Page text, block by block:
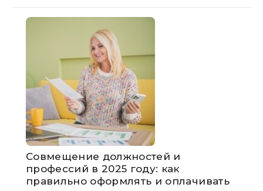
Совмещение должностей и
профессий в 2025 году: как
правильно оформлять и оплачивать